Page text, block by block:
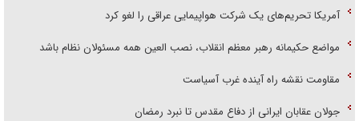
آمریکا تحریم‌های یک شرکت هواپیمایی عراقی را لغو کرد
مواضع حکیمانه رهبر معظم انقلاب، نصب العین همه مسئولان نظام باشد
مقاومت نقشه راه آینده غرب آسیاست
جولان عقابان ایرانی از دفاع مقدس تا نبرد رمضان